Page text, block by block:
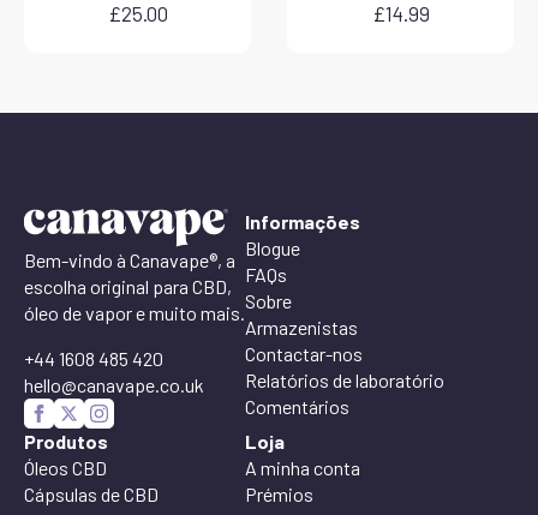
£25.00 £14.99
Bem-vindo à Canavape®, a
escolha original para CBD,
óleo de vapor e muito mais.
+44 1608 485 420
hello@canavape.co.uk
Informações
Blogue
FAQs
Sobre
Armazenistas
Contactar-nos
Relatórios de laboratório
Comentários
Produtos
Óleos CBD
Cápsulas de CBD
Loja
A minha conta
Prémios